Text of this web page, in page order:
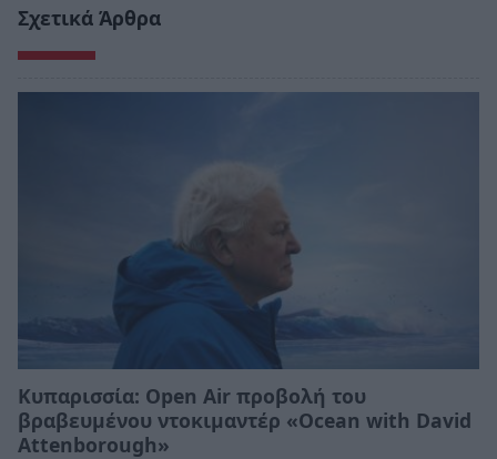
Σχετικά Άρθρα
Κυπαρισσία: Open Air προβολή του
βραβευμένου ντοκιμαντέρ «Ocean with David
Attenborough»